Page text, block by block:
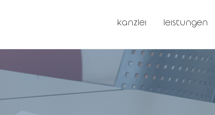
kanzlei leistungen